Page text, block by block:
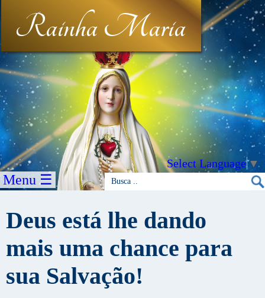
Rainha Maria
Select Language▼
Menu ☰
Deus está lhe dando
mais uma chance para
sua Salvação!